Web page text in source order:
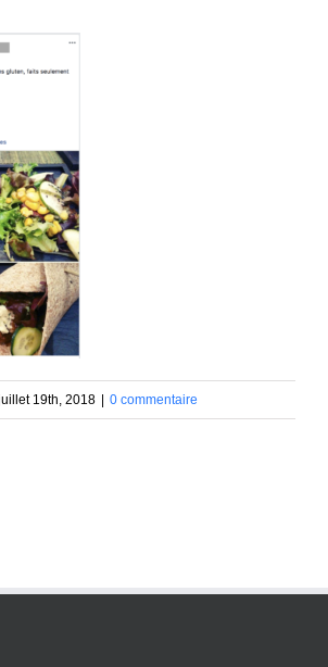
19th, 2018 0 commentaire